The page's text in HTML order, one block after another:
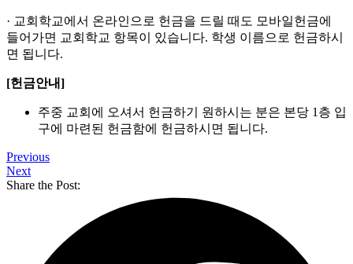
· 교회학교에서 온라인으로 헌금을 드릴 때도 모바일헌금에
들어가면 교회학교 항목이 있습니다. 학생 이름으로 헌금하시
면 됩니다.
[헌금안내]
주중 교회에 오셔서 헌금하기 원하시는 분은 본당 1층 입
구에 마련된 헌금함에 헌금하시면 됩니다.
Previous
Next
Share the Post: